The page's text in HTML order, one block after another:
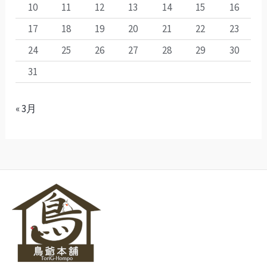
10
11 12 13 14 15
16
17
18 19 20 21 22
23
24
25 26 27 28 29
30
31
« 3月